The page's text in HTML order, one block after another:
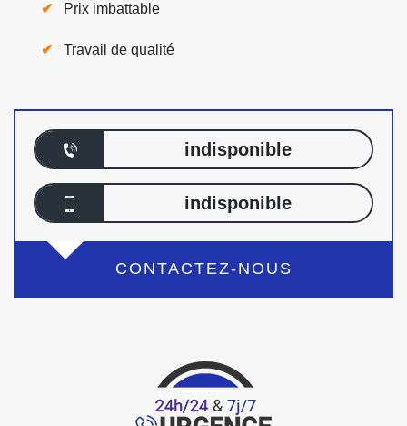
Prix imbattable
Travail de qualité
indisponible
indisponible
CONTACTEZ-NOUS